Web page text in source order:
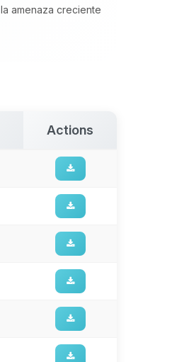
amenaza creciente
Actions